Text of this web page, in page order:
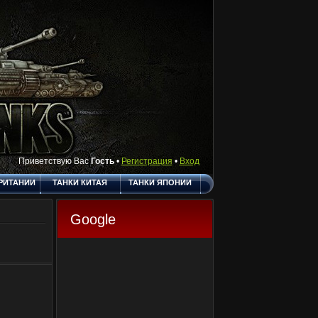
Приветствую Вас Гость•Регистрация • Вход
ТАНКИ КИТАЯ ТАНКИ ЯПОНИИ
ПОЛЕЗНЫЕ
О САЙТЕ
Google